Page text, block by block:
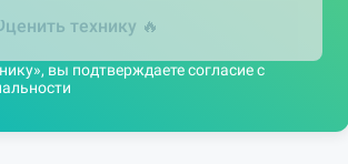
технику 🔥
вы подтверждаете согласие с